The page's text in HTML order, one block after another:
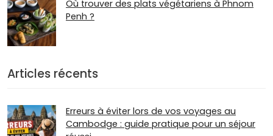
Où trouver des plats végétariens à Phnom
Penh ?
Articles récents
Erreurs à éviter lors de vos voyages au
Cambodge : guide pratique pour un séjour